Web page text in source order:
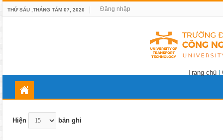
THỨ SÁU ,THÁNG TÁM 07, 2026 Đăng nhập
Trang chủ
Hiện bản ghi